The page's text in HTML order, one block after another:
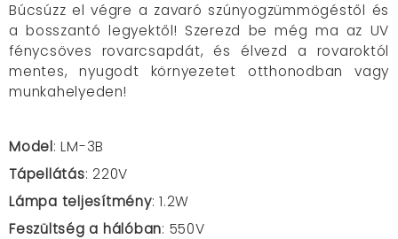
Búcsúzz el végre a zavaró szúnyogzümmögéstől és
a bosszantó legyektől! Szerezd be még ma az UV
fénycsöves rovarcsapdát, és élvezd a rovaroktól
mentes, nyugodt környezetet otthonodban vagy
munkahelyeden!
Model: LM-3B
Tápellátás: 220V
Lámpa teljesítmény: 1.2W
Feszültség a hálóban: 550V